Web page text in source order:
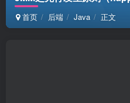
首页 后端 Java 正文